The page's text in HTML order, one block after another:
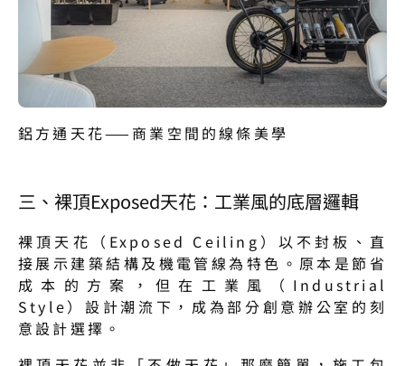
鋁方通天花——商業空間的線條美學
三、裸頂Exposed天花：工業風的底層邏輯
裸頂天花（Exposed Ceiling）以不封板、直
接展示建築結構及機電管線為特色。原本是節省
成本的方案，但在工業風（Industrial
Style）設計潮流下，成為部分創意辦公室的刻
意設計選擇。